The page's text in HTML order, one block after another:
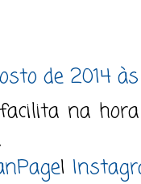
de 2014
na
|